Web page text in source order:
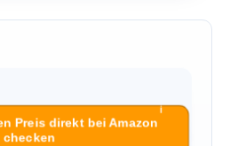
Preis direkt bei Amazon
checken
ℹ︎